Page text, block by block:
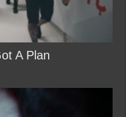
A Plan